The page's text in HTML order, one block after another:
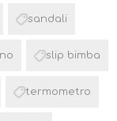
sandali
slip bimba
termometro